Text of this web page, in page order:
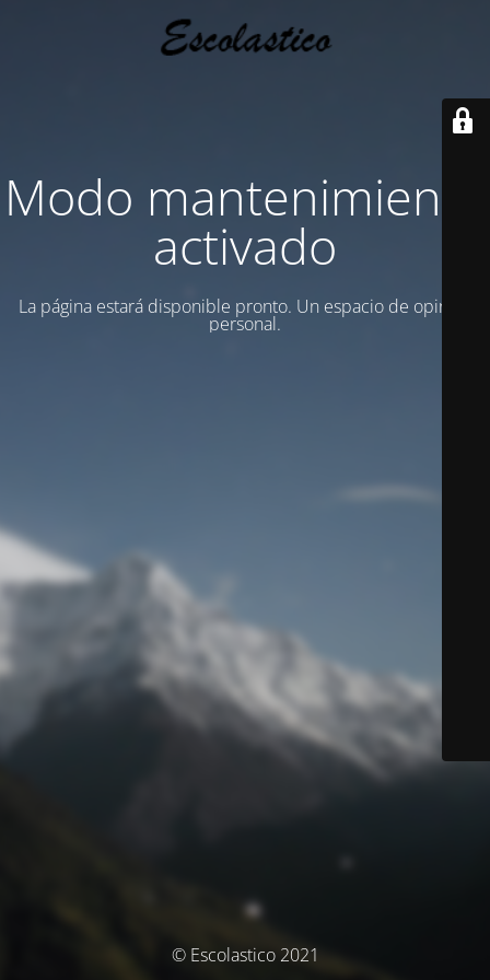
Modo mantenimiento
activado
La página estará disponible pronto. Un espacio de opinion
personal.
© Escolastico 2021